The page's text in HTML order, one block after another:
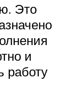
Это
и
работу